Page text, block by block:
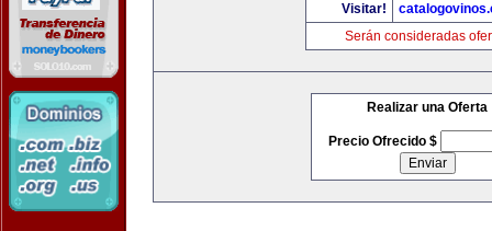
Visitar!
Serán consideradas
Realizar una Oferta
Precio Ofrecido $